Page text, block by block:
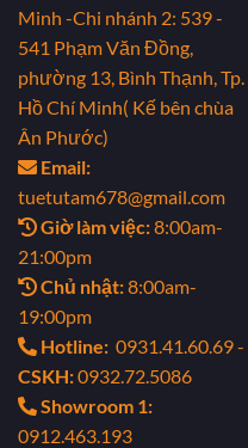
Minh -Chi nhánh 2: 539 -
541 Phạm Văn Đồng,
phường 13, Bình Thạnh, Tp.
Hồ Chí Minh( Kế bên chùa
Ân Phước)
Email:
tuetutam678@gmail.com
Giờ làm việc:8:00am-
21:00pm
Chủ nhật:8:00am-
19:00pm
Hotline: 0931.41.60.69 -
CSKH:0932.72.5086
Showroom 1:
0912.463.193